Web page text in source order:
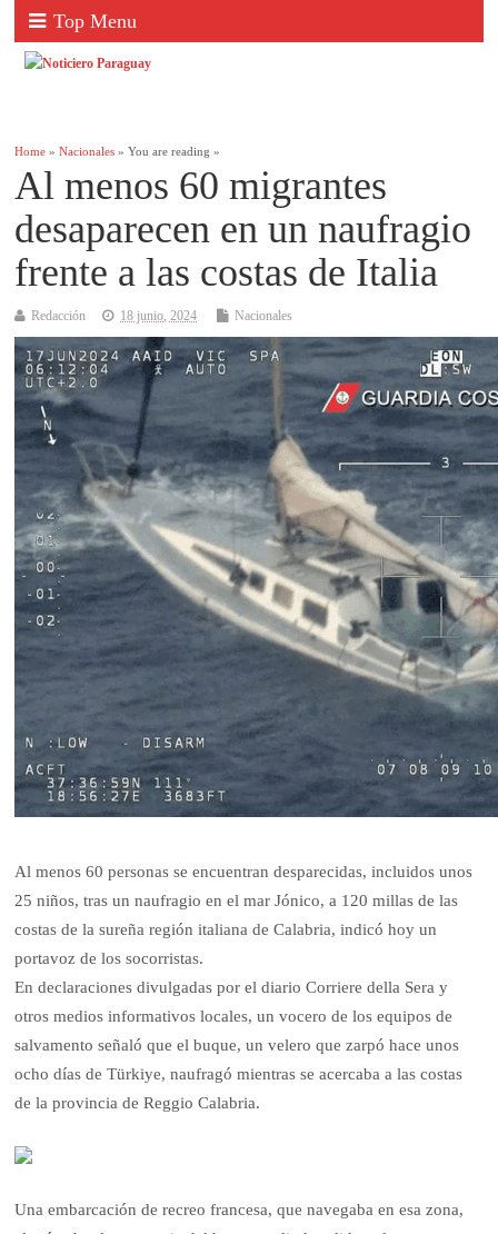
Top Menu
Home »Nacionales » You are reading »
Al menos 60 migrantes
desaparecen en un naufragio
frente a las costas de Italia
Redacción 18 junio, 2024 Nacionales
Al menos 60 personas se encuentran desparecidas, incluidos unos
25 niños, tras un naufragio en el mar Jónico, a 120 millas de las
costas de la sureña región italiana de Calabria, indicó hoy un
portavoz de los socorristas.
En declaraciones divulgadas por el diario Corriere della Sera y
otros medios informativos locales, un vocero de los equipos de
salvamento señaló que el buque, un velero que zarpó hace unos
ocho días de Türkiye, naufragó mientras se acercaba a las costas
de la provincia de Reggio Calabria.
Una embarcación de recreo francesa, que navegaba en esa zona,